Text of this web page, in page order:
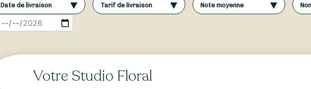
Date de livraison Tarif de livraison Note moyenne
Votre Studio Floral